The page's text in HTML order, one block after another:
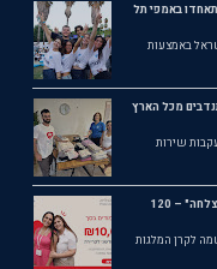
העולם התאחדו באמפי תל
באמצעות
מכל הארץ
שירות
בנק הפועלים פותח את ההרשמה לקרן המלגות "פועלים להצלחה" – 120
לקרן המלגות